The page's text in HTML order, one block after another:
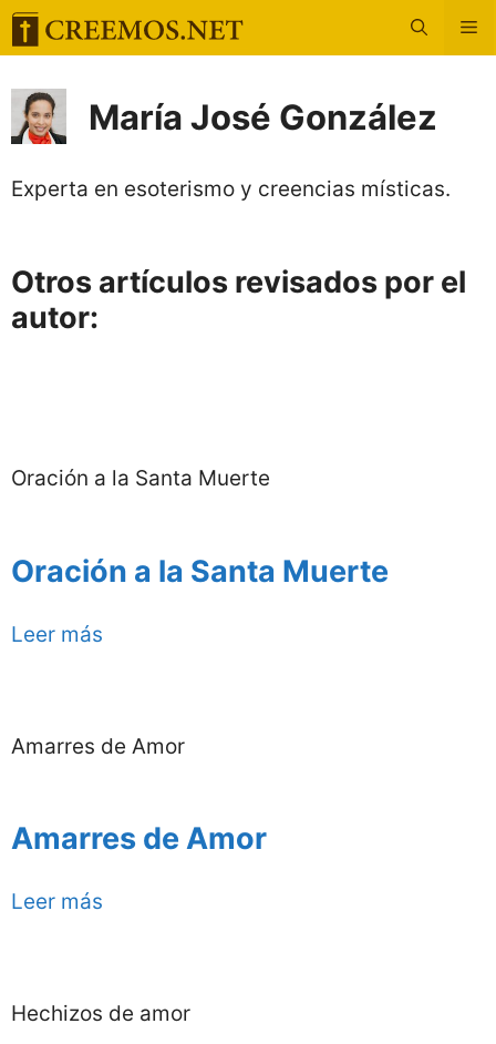
Saltar
contenidoMaría José González
Experta en esoterismo y creencias místicas.
Otros artículos revisados por el
autor:
Oración a la Santa Muerte
Oración a la Santa Muerte
Leer más
Amarres de Amor
Amarres de Amor
Leer más
Hechizos de amor